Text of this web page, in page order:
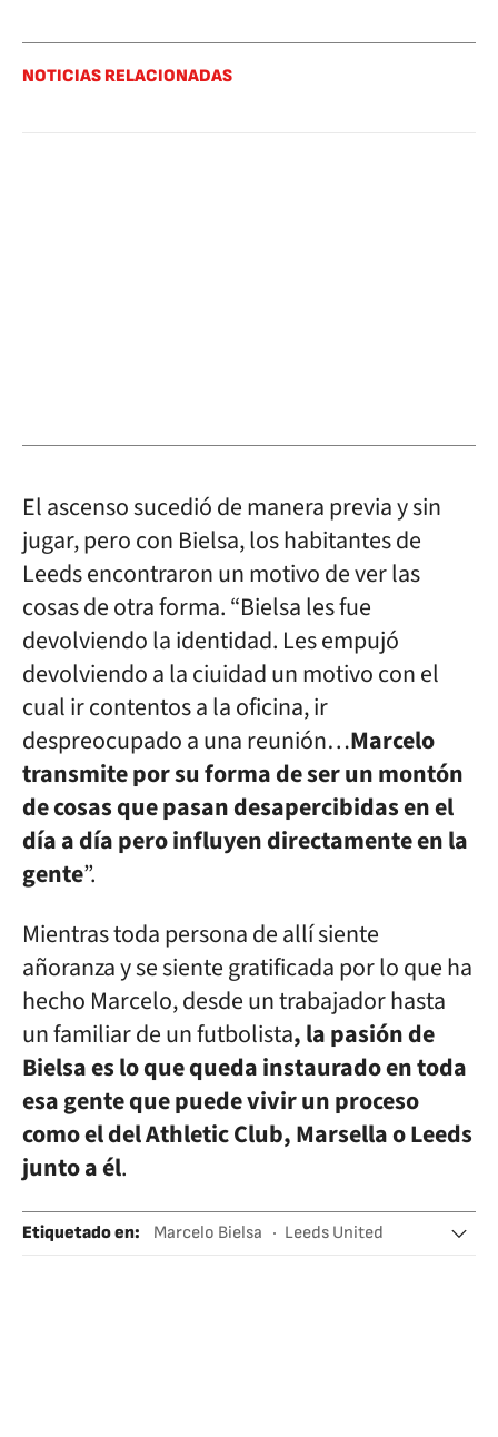
NOTICIAS RELACIONADAS
El ascenso sucedió de manera previa y sin
jugar, pero con Bielsa, los habitantes de
Leeds encontraron un motivo de ver las
cosas de otra forma. “Bielsa les fue
devolviendo la identidad. Les empujó
devolviendo a la ciuidad un motivo con el
cual ir contentos a la oficina, ir
despreocupado a una reunión…Marcelo
transmite por su forma de ser un montón
de cosas que pasan desapercibidas en el
día a día pero influyen directamente en la
gente”.
Mientras toda persona de allí siente
añoranza y se siente gratificada por lo que ha
hecho Marcelo, desde un trabajador hasta
un familiar de un futbolista, la pasión de
Bielsa es lo que queda instaurado en toda
esa gente que puede vivir un proceso
como el del Athletic Club, Marsella o Leeds
junto a él.
Etiquetado en: Marcelo Bielsa
Leeds United